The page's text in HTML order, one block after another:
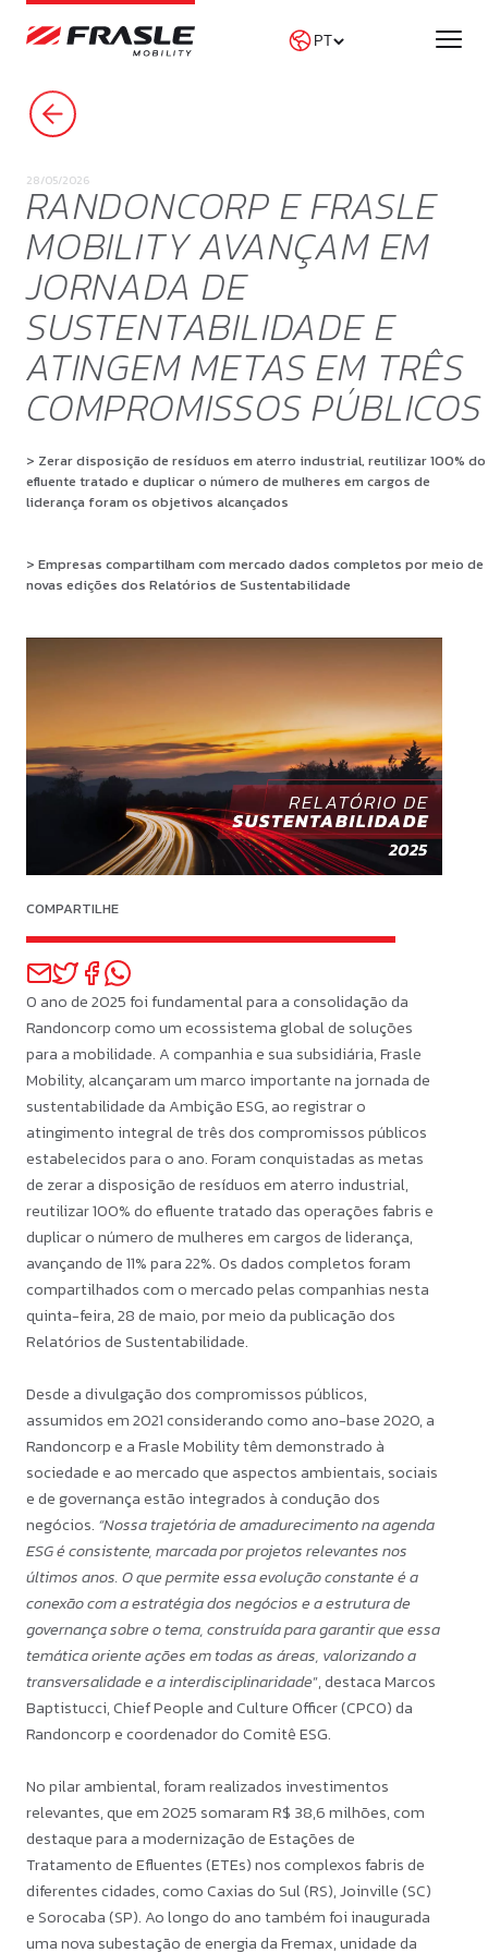
28/05/2026
RANDONCORP E FRASLE
MOBILITY AVANÇAM EM
JORNADA DE
SUSTENTABILIDADE E
ATINGEM METAS EM TRÊS
COMPROMISSOS PÚBLICOS
> Zerar disposição de resíduos em aterro industrial, reutilizar 100% do
efluente tratado e duplicar o número de mulheres em cargos de
liderança foram os objetivos alcançados
> Empresas compartilham com mercado dados completos por meio de
novas edições dos Relatórios de Sustentabilidade
O ano de 2025 foi fundamental para a consolidação da
Randoncorp como um ecossistema global de soluções
para a mobilidade. A companhia e sua subsidiária, Frasle
Mobility, alcançaram um marco importante na jornada de
sustentabilidade da Ambição ESG, ao registrar o
atingimento integral de três dos compromissos públicos
estabelecidos para o ano. Foram conquistadas as metas
de zerar a disposição de resíduos em aterro industrial,
reutilizar 100% do efluente tratado das operações fabris e
duplicar o número de mulheres em cargos de liderança,
avançando de 11% para 22%. Os dados completos foram
compartilhados com o mercado pelas companhias nesta
quinta-feira, 28 de maio, por meio da publicação dos
Relatórios de Sustentabilidade.
Desde a divulgação dos compromissos públicos,
assumidos em 2021 considerando como ano-base 2020, a
Randoncorp e a Frasle Mobility têm demonstrado à
sociedade e ao mercado que aspectos ambientais, sociais
e de governança estão integrados à condução dos
negócios. “Nossa trajetória de amadurecimento na agenda
ESG é consistente, marcada por projetos relevantes nos
últimos anos. O que permite essa evolução constante é a
conexão com a estratégia dos negócios e a estrutura de
governança sobre o tema, construída para garantir que essa
temática oriente ações em todas as áreas, valorizando a
transversalidade e a interdisciplinaridade”, destaca Marcos
Baptistucci, Chief People and Culture Officer (CPCO) da
Randoncorp e coordenador do Comitê ESG.
No pilar ambiental, foram realizados investimentos
relevantes, que em 2025 somaram R$ 38,6 milhões, com
destaque para a modernização de Estações de
Tratamento de Efluentes (ETEs) nos complexos fabris de
diferentes cidades, como Caxias do Sul (RS), Joinville (SC)
e Sorocaba (SP). Ao longo do ano também foi inaugurada
uma nova subestação de energia da Fremax, unidade da
COMPARTILHE